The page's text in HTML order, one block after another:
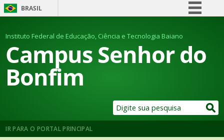
BRASIL
Comunica BR
Participe
Instituto Federal de Educação, Ciência e Tecnologia Baiano
Campus Senhor do
Bonfim
IR PARA O PORTAL PRINCIPAL